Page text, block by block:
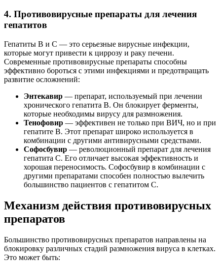
4. Противовирусные препараты для лечения
гепатитов
Гепатиты B и C — это серьезные вирусные инфекции,
которые могут привести к циррозу и раку печени.
Современные противовирусные препараты способны
эффективно бороться с этими инфекциями и предотвращать
развитие осложнений:
Энтекавир — препарат, используемый при лечении
хронического гепатита B. Он блокирует ферменты,
которые необходимы вирусу для размножения.
Тенофовир — эффективен не только при ВИЧ, но и при
гепатите B. Этот препарат широко используется в
комбинации с другими антивирусными средствами.
Софосбувир — революционный препарат для лечения
гепатита C. Его отличает высокая эффективность и
хорошая переносимость. Софосбувир в комбинации с
другими препаратами способен полностью вылечить
большинство пациентов с гепатитом C.
Механизм действия противовирусных
препаратов
Большинство противовирусных препаратов направлены на
блокировку различных стадий размножения вируса в клетках.
Это может быть: